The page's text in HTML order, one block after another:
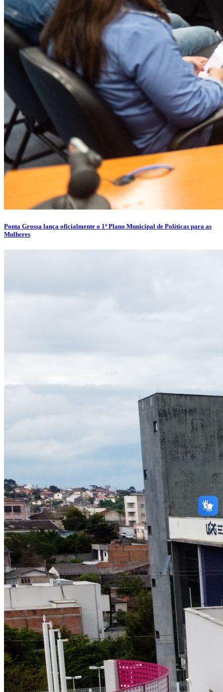
Ponta Grossa lança oficialmente o 1º Plano Municipal de Políticas para as
Mulheres